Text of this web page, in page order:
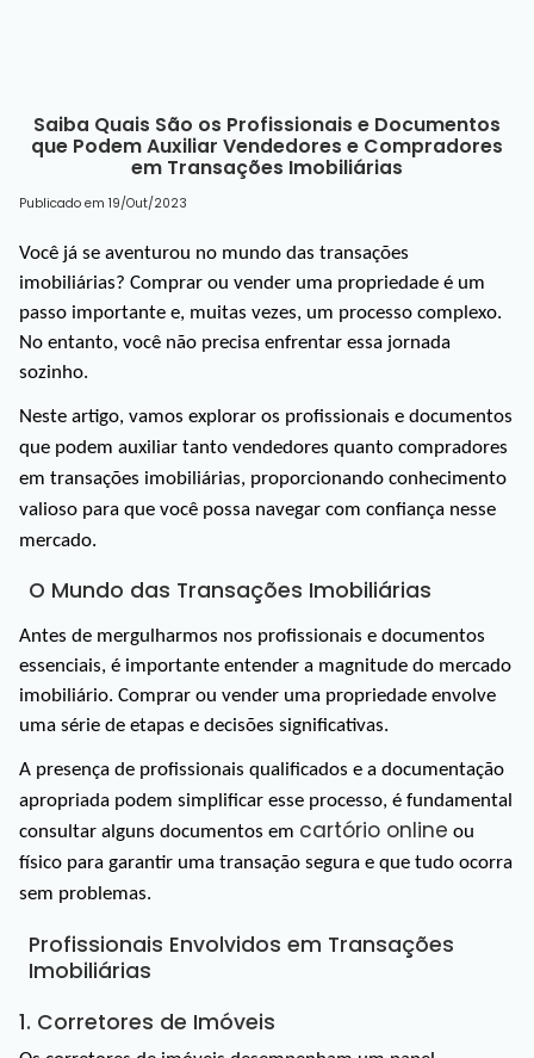
Saiba Quais São os Profissionais e Documentos
que Podem Auxiliar Vendedores e Compradores
em Transações Imobiliárias
Publicado em 19/Out/2023
Você já se aventurou no mundo das transações
imobiliárias? Comprar ou vender uma propriedade é um
passo importante e, muitas vezes, um processo complexo.
No entanto, você não precisa enfrentar essa jornada
sozinho.
Neste artigo, vamos explorar os profissionais e documentos
que podem auxiliar tanto vendedores quanto compradores
em transações imobiliárias, proporcionando conhecimento
valioso para que você possa navegar com confiança nesse
mercado.
O Mundo das Transações Imobiliárias
Antes de mergulharmos nos profissionais e documentos
essenciais, é importante entender a magnitude do mercado
imobiliário. Comprar ou vender uma propriedade envolve
uma série de etapas e decisões significativas.
A presença de profissionais qualificados e a documentação
apropriada podem simplificar esse processo, é fundamental
consultar alguns documentos em cartório online ou
físico para garantir uma transação segura e que tudo ocorra
sem problemas.
Profissionais Envolvidos em Transações
Imobiliárias
1. Corretores de Imóveis